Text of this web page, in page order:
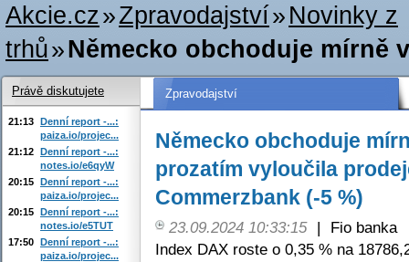
Akcie.cz»Zpravodajství» Novinky z
trhů»Německo obchoduje mírně
Zpravodajství
Německo obchoduje
prozatím vyloučila
Commerzbank (-5 %)
23.09.2024 10:33:15 |
Fio banka
Index DAX roste o 0,35 % na
Právě diskutujete
21:13 Denní report -...:
paiza.io/projec...
21:12 Denní report -...:
notes.io/e6qyW
20:15 Denní report -...:
paiza.io/projec...
20:15 Denní report -...:
notes.io/e5TUT
17:50 Denní report -...:
paiza.io/projec...